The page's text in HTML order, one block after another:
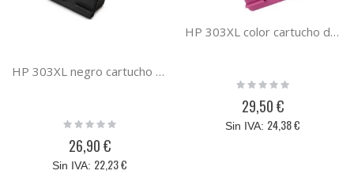
HP 303XL negro cartucho de tinta compatible
Rating:
26,90 €
22,23 €
HP 303XL color cartucho de tinta compatible
Rating:
29,50 €
24,38 €